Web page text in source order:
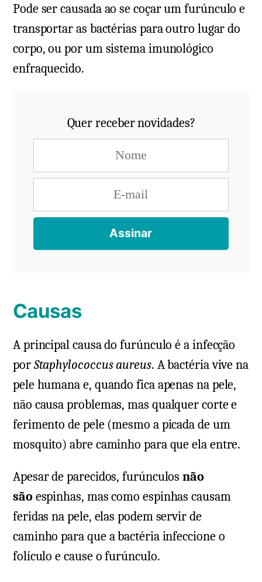
Pode ser causada ao se coçar um furúnculo e
transportar as bactérias para outro lugar do
corpo, ou por um sistema imunológico
enfraquecido.
Quer receber novidades?
Causas
A principal causa do furúnculo é a infecção
porStaphylococcus aureus. A bactéria vive na
pele humana e, quando fica apenas na pele,
não causa problemas, mas qualquer corte e
ferimento de pele (mesmo a picada de um
mosquito) abre caminho para que ela entre.
Apesar de parecidos, furúnculosnão
são espinhas, mas como espinhas causam
feridas na pele, elas podem servir de
caminho para que a bactéria infeccione o
folículo e cause o furúnculo.